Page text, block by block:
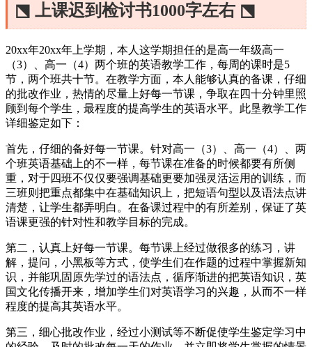
⬔ 上课迟到检讨书1000字左右 ⬔
20xx年20xx年上学期，本人这学期担任的是高一年级高一
（3）、高一（4）两个班的英语教学工作，每周的课时是5
节，两个班共十节。在教学方面，本人能够认真的备课，仔细
的批改作业，热情的尽量上好每一节课，争取在四十分钟里照
顾到每个学生，最程度的提高学生的英语水平。此垦教学工作
详细鉴定如下：
首先，仔细的备好每一节课。针对高一（3）、高一（4）、两
个班英语基础上的不一样，每节课在准备的时候都要有所侧
重，对于四班不仅仅要强调基础更要加强灵活运用的训练，而
三班则把重点都集中在基础知识上，把短语句型以及语法点讲
清楚，让学生都弄明白。在备课过程中的有所差别，保证了英
语课更强的针对性和教学目标的完成。
第二，认真上好每一节课。每节课上经过做很多的练习，讲
解，提问，小黑板等方式，使学生们在作题的过程中掌握新知
识，并能巩固原先学过的语法点，循序渐进的把英语知识，英
国文化传播开来，增加学生们对英语学习的兴趣，从而不一样
程度的提高其英语水平。
第三，细心批改作业，经过小测试等不断促使学生鉴定学习中